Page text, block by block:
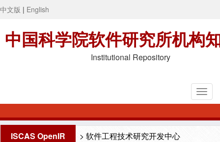
中文版 | English
中国科学院软件研究所机构
Institutional Repository
ISCAS OpenIR > 软件工程技术研究开发中心